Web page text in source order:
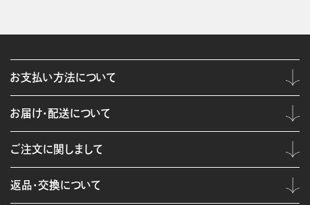
お支払い方法について
お届け・配送について
ご注文に関しまして
返品・交換について